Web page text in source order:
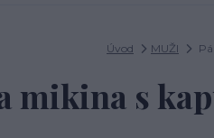
Úvod MUŽI
mikina s